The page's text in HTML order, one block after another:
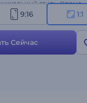
стиль. Кроме
романтическую
задать настроение и
в видео с
пригласительный
свое свадебное
9:16 1:1
Сейчас